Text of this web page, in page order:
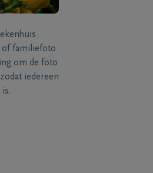
of familiefoto
om de foto
iedereen